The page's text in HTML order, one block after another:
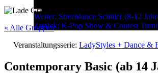
Menu
Post
navigation
Weiter: Streetdance Schüler (8-12
Zurück: K-Pop Show & Contest
« Alle Gruppen
Veranstaltungsserie: LadyStyles + Dance &
Contemporary Basic (ab 14